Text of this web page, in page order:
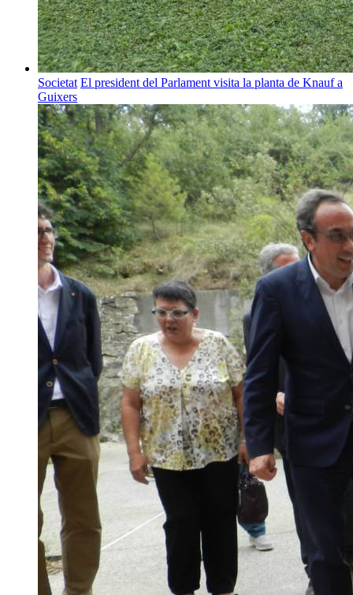
Societat El president del Parlament visita la planta de Knauf a
Guixers